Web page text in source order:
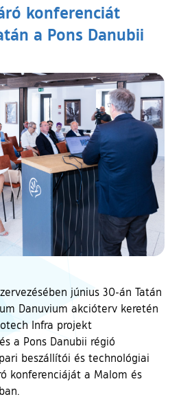
konferenciát
a Pons Danubii
június 30-án Tatán
Danuvium akcióterv keretén
Infra projekt
a Pons Danubii régió
beszállítói és technológiai
konferenciáját a Malom és